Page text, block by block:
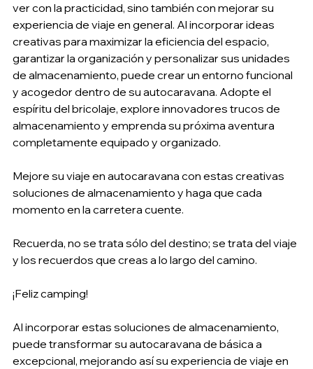
ver con la practicidad, sino también con mejorar su
experiencia de viaje en general. Al incorporar ideas
creativas para maximizar la eficiencia del espacio,
garantizar la organización y personalizar sus unidades
de almacenamiento, puede crear un entorno funcional
y acogedor dentro de su autocaravana. Adopte el
espíritu del bricolaje, explore innovadores trucos de
almacenamiento y emprenda su próxima aventura
completamente equipado y organizado.
Mejore su viaje en autocaravana con estas creativas
soluciones de almacenamiento y haga que cada
momento en la carretera cuente.
Recuerda, no se trata sólo del destino; se trata del viaje
y los recuerdos que creas a lo largo del camino.
¡Feliz camping!
Al incorporar estas soluciones de almacenamiento,
puede transformar su autocaravana de básica a
excepcional, mejorando así su experiencia de viaje en